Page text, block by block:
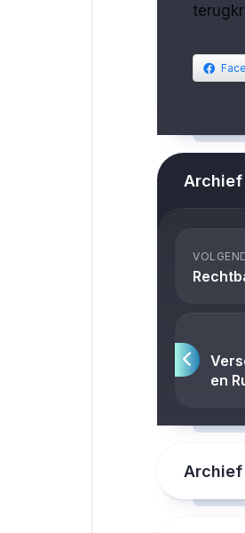
Archief
en
Archief